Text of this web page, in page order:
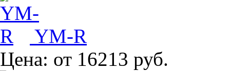
YM-R
Цена: от 16213 руб.